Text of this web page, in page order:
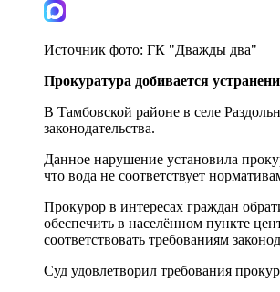
Источник фото: ГК "Дважды два"
Прокуратура добивается
В Тамбовской районе в селе
законодательства.
Данное нарушение установила
что вода не соответствует
Прокурор в интересах граждан
обеспечить в населённом пункте
соответствовать требованиям
Суд удовлетворил требования